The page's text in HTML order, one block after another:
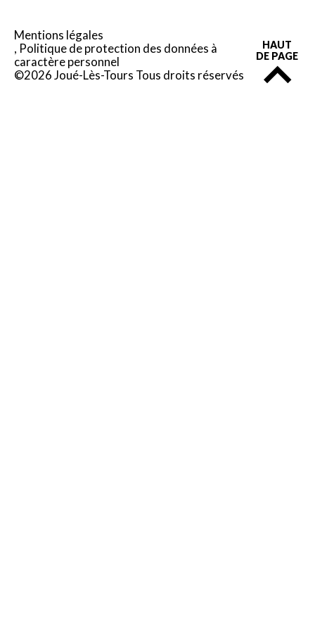
Mentions légales
Politique de protection des données à
caractère personnel
©2026 Joué-Lès-Tours Tous droits réservés
HAUT
DE PAGE